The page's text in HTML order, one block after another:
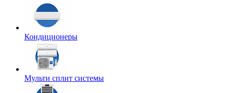
Кондиционеры
Мульти сплит системы